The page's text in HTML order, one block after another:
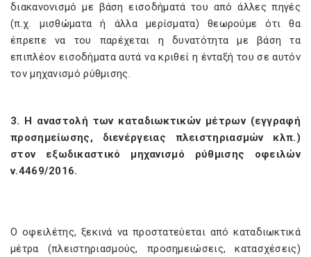
διακανονισμό με βάση εισοδήματά του από άλλες πηγές
(π.χ. μισθώματα ή άλλα μερίσματα) θεωρούμε ότι θα
έπρεπε να του παρέχεται η δυνατότητα με βάση τα
επιπλέον εισοδήματα αυτά να κριθεί η ένταξή του σε αυτόν
τον μηχανισμό ρύθμισης.
3. Η αναστολή των καταδιωκτικών μέτρων (εγγραφή
προσημείωσης, διενέργειας πλειστηριασμών κλπ.)
στον εξωδικαστικό μηχανισμό ρύθμισης οφειλών
ν.4469/2016.
Ο οφειλέτης, ξεκινά να προστατεύεται από καταδιωκτικά
μέτρα (πλειστηριασμούς, προσημειώσεις, κατασχέσεις)